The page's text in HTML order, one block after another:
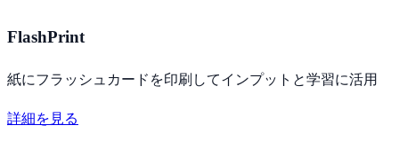
FlashPrint
紙にフラッシュカードを印刷してインプットと学習に活用
詳細を見る